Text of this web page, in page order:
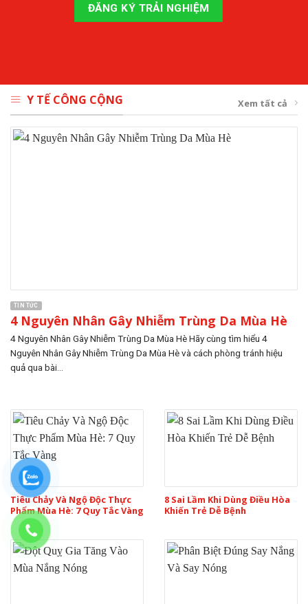
Y TẾ CÔNG CỘNG Xem tất cả
TIN TỨC
4 Nguyên Nhân Gây Nhiễm Trùng Da Mùa Hè
4 Nguyên Nhân Gây Nhiễm Trùng Da Mùa Hè Hãy cùng tìm hiểu 4
Nguyên Nhân Gây Nhiễm Trùng Da Mùa Hè và cách phòng tránh hiệu
quả qua bài...
Tiêu Chảy Và Ngộ Độc Thực
Phẩm Mùa Hè: 7 Quy Tắc Vàng
8 Sai Lầm Khi Dùng Điều Hòa
Khiến Trẻ Dễ Bệnh